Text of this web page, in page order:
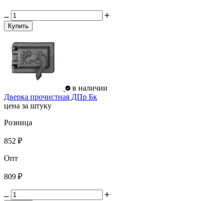
Купить
в наличии
Дверка прочистная ДПр Бк
цена за штуку
Розница
852 ₽
Опт
809 ₽